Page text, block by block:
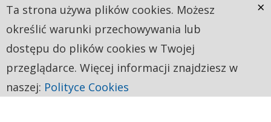
Ta strona używa plików cookies. Możesz
określić warunki przechowywania lub
dostępu do plików cookies w Twojej
przeglądarce. Więcej informacji znajdziesz w
naszej: Polityce Cookies
×